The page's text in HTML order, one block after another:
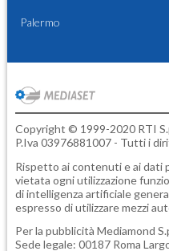
Palermo
Copyright © 1999-2020 RTI
P.Iva 03976881007 - Tutti i
Rispetto ai contenuti e ai dati
vietata ogni utilizzazione
di intelligenza artificiale
espresso di utilizzare mezzi
Per la pubblicità Mediamond
Sede legale: 00187 Roma